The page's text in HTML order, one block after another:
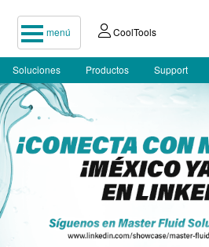
menú CoolTools
Soluciones Productos Support